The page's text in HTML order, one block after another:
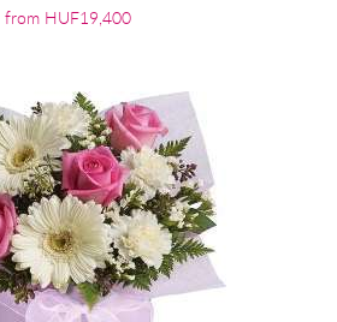
from HUF19,400